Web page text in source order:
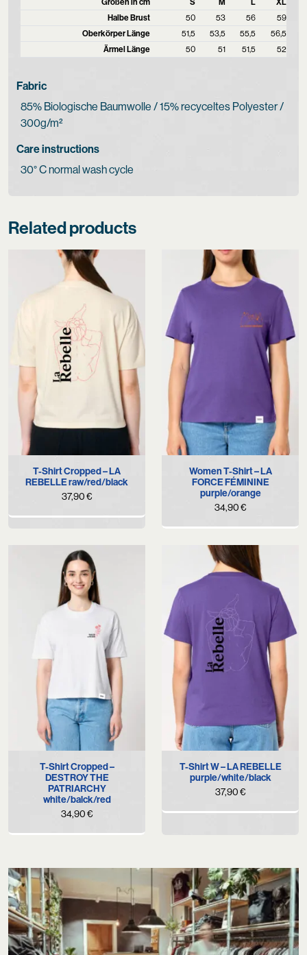
Halbe Brust
50 53 56
59
Oberkörper Länge
51,5 53,5 55,5
56,5
Ärmel Länge
50 51 51,5 52
Fabric
85% Biologische Baumwolle / 15% recyceltes Polyester /
300g/m²
Care instructions
30° C normal wash cycle
Related products
T-Shirt Cropped – LA
REBELLE raw/red/black
37,90€
Women T-Shirt – LA
FORCE FÉMININE
purple/orange
34,90€
T-Shirt Cropped –
DESTROY THE
PATRIARCHY
white/balck/red
34,90€
T-Shirt W – LA REBELLE
purple/white/black
37,90€